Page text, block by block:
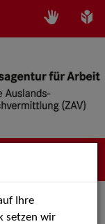
Ihre
setzen wir